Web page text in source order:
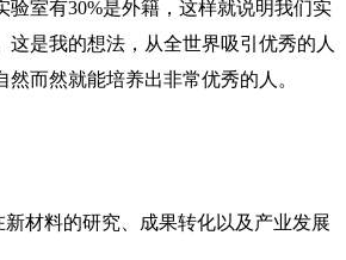
室有30%是外籍，这样就说明我们实
是我的想法，从全世界吸引优秀的人
而然就能培养出非常优秀的人。
材料的研究、成果转化以及产业发展